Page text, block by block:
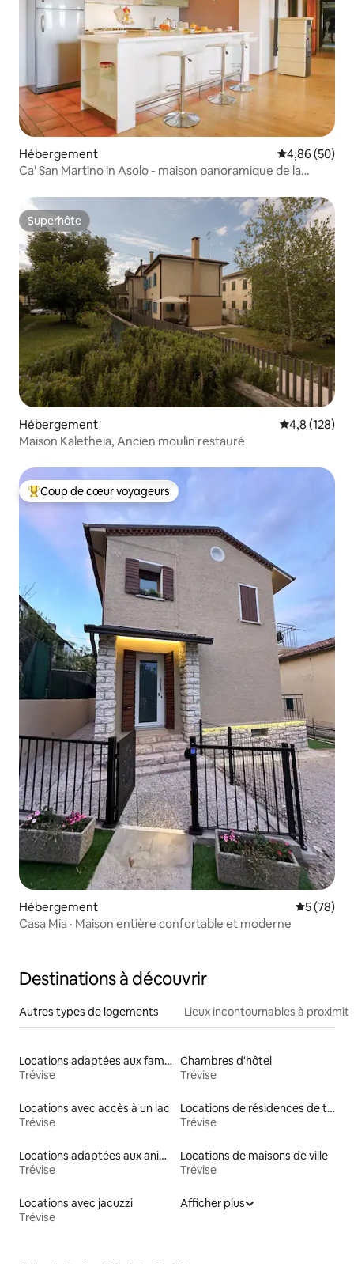
Hébergement Évaluation
4,86 (50)
Ca' San Martino in Asolo - maison panoramique de la
Superhôte
Superhôte
Hébergement Évaluation
4,8 (128)
Maison Kaletheia, Ancien moulin restauré
Coups de cœur voyageurs les plus appréciés
Coup de cœur voyageurs
Hébergement
5 (78)
Casa Mia · Maison entière confortable et moderne
Destinations à découvrir
Autres types de logements Lieux incontournables à
Locations adaptées aux familles
Trévise
Chambres d'hôtel
Trévise
Locations avec accès à un lac
Trévise
Locations de résidences de tourisme
Trévise
Locations adaptées aux animaux
Trévise
Locations de maisons de ville
Trévise
Locations avec jacuzzi
Trévise
Afficher plus